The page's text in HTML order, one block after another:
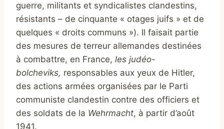
guerre, militants et syndicalistes clandestins,
résistants – de cinquante « otages juifs » et de
quelques « droits communs »). Il faisait partie
des mesures de terreur allemandes destinées
à combattre, en France, les judéo-
bolcheviks, responsables aux yeux de Hitler,
des actions armées organisées par le Parti
communiste clandestin contre des officiers et
des soldats de la Wehrmacht, à partir d’août
1941.